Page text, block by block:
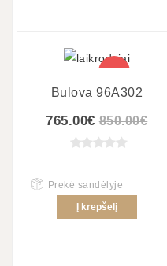
-10%
Bulova 96A302
765.00€ 850.00€
Prekė sandėlyje
Į krepšelį